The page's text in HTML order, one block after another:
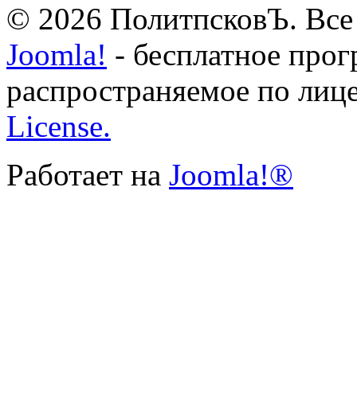
© 2026 ПолитпсковЪ.
Joomla! - бесплатное
распространяемое по
License.
Работает на Joomla!®